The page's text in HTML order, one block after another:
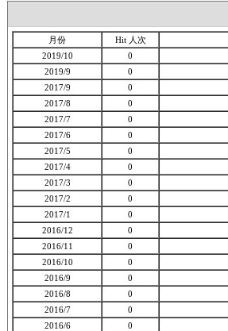
月份 Hit 人次
2019/10
0
2019/9
0
2017/9
0
2017/8
0
2017/7
0
2017/6
0
2017/5
0
2017/4
0
2017/3
0
2017/2
0
2017/1
0
2016/12
0
2016/11
0
2016/10
0
2016/9
0
2016/8
0
2016/7
0
2016/6
0